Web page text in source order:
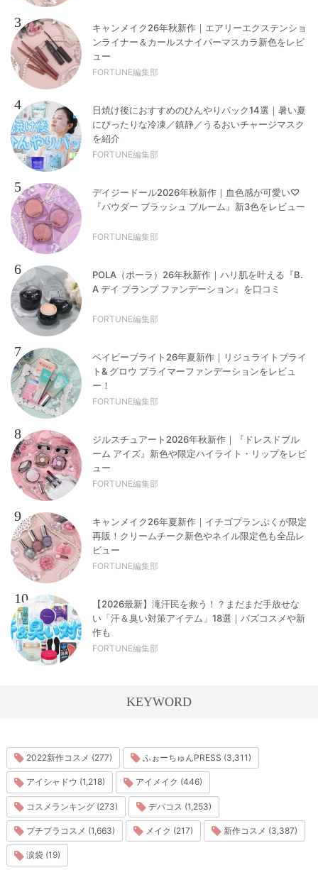
3
キャンメイク26年秋新作｜エアリーエクステンショ
ンライナー＆カールスナイパーマスカラ新色をレビ
ュー
FORTUNE編集部
4
日焼け後におすすめのひんやりパック14選｜暑い夏
にぴったりな冷凍／鎮静／うるおいチャージマスク
を紹介
FORTUNE編集部
5
デイジードール2026年秋新作｜血色感が可愛い♡
『パウダー ブラッシュ ブルーム』新3色をレビュー
FORTUNE編集部
6
POLA（ポーラ）26年秋新作｜ハリ肌を叶える『B.
A デイ プランプ ファンデーション』を口コミ
FORTUNE編集部
7
ベイビーブライト26年夏新作｜リジュライトブライ
ト& グロウ プライマーファンデーションをレビュ
ー！
FORTUNE編集部
8
ジルスチュアート2026年秋新作｜『ドレスドブル
ーム アイズ』新色や限定ハイライト・リップをレビ
ュー
FORTUNE編集部
9
キャンメイク26年夏新作｜イチゴプランぷくが限定
再販！クリームチーク新色やネイル限定色も全品レ
ビュー
FORTUNE編集部
10
【2026最新】滝汗民を救う！？まだまだ手放せな
い「汗＆臭い対策アイテム」18選｜バズコスメや新
作も
FORTUNE編集部
KEYWORD
2022新作コスメ (277) ふぉーちゅんPRESS (3,311)
アイシャドウ (1,218) アイメイク (446)
コスメランキング (273) デパコス (1,253)
プチプラコスメ (1,663) メイク (217) 新作コスメ (3,387)
涙袋 (19)